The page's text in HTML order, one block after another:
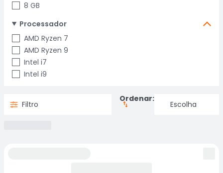
8 GB
Processador
AMD Ryzen 7
AMD Ryzen 9
Intel i7
Intel i9
Filtro
Ordenar: